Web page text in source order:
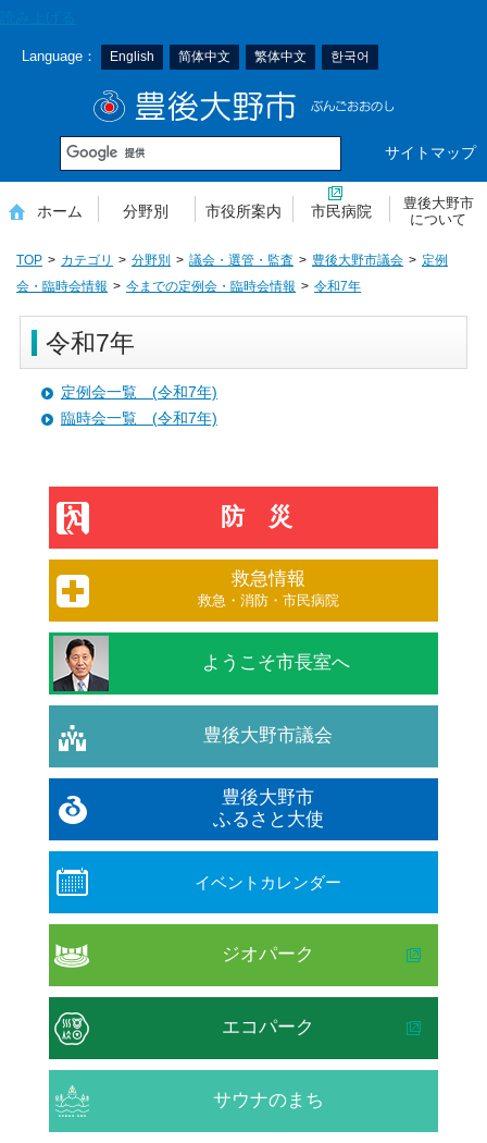
Language： English 简体中文 繁体中文 한국어
サイトマップ
ホーム 分野別 市役所案内 市民病院
豊後大野市
について
TOP カテゴリ 分野別 議会・選管・監査 豊後大野市議会
定例
会・臨時会情報
今までの定例会・臨時会情報 令和7年
令和7年
定例会一覧 (令和7年)
臨時会一覧 (令和7年)
防災
救急情報
救急・消防・市民病院
ようこそ市長室へ
豊後大野市議会
豊後大野市
ふるさと大使
イベントカレンダー
ジオパーク
エコパーク
サウナのまち